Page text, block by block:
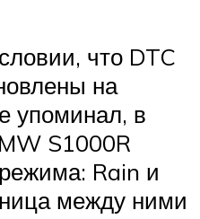
что DTC
на
упоминал, в
S1000R
Rain и
между ними